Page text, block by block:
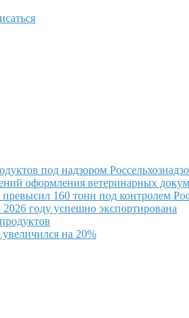
под надзором
оформления ветеринарных
160 тонн под контролем
году успешно экспортирована
на 20%